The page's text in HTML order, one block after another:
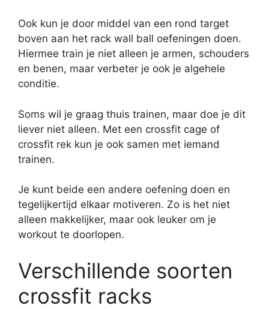
Ook kun je door middel van een rond target
boven aan het rack wall ball oefeningen doen.
Hiermee train je niet alleen je armen, schouders
en benen, maar verbeter je ook je algehele
conditie.
Soms wil je graag thuis trainen, maar doe je dit
liever niet alleen. Met een crossfit cage of
crossfit rek kun je ook samen met iemand
trainen.
Je kunt beide een andere oefening doen en
tegelijkertijd elkaar motiveren. Zo is het niet
alleen makkelijker, maar ook leuker om je
workout te doorlopen.
Verschillende soorten
crossfit racks